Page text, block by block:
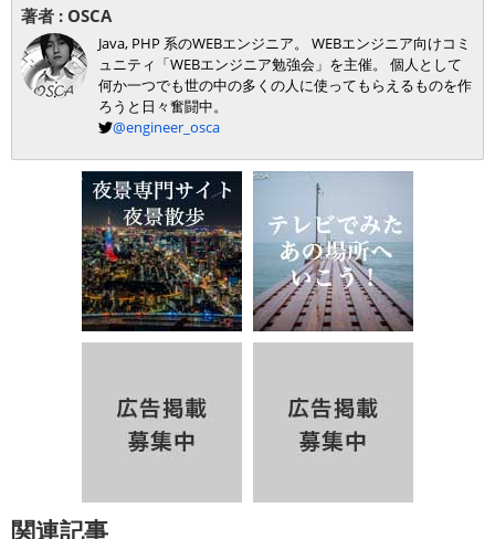
著者 : OSCA
Java, PHP 系のWEBエンジニア。 WEBエンジニア向けコミ
ュニティ「WEBエンジニア勉強会」を主催。 個人として
何か一つでも世の中の多くの人に使ってもらえるものを作
ろうと日々奮闘中。
@engineer_osca
関連記事